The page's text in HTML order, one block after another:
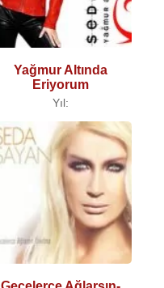
Yağmur Altında
Eriyorum
Yıl: